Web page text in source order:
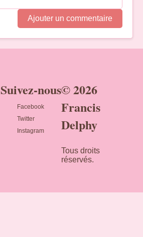
Ajouter un commentaire
Suivez-nous
Facebook
Twitter
Instagram
© 2026
Francis
Delphy
Tous droits
réservés.